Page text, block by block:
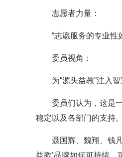
志愿者力量：
“志愿服务的专业性
委员视角：
为“源头益教”注入
委员们认为，这是
稳定以及各部门的支持
聂国辉、魏翔、钱